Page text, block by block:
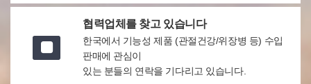
협력업체를 찾고 있습니다
한국에서 기능성 제품 (관절건강/위장병 등) 수입
판매에 관심이
있는 분들의 연락을 기다리고 있습니다.